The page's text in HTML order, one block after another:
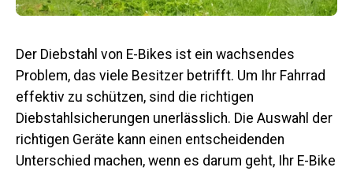
Der Diebstahl von E-Bikes ist ein wachsendes
Problem, das viele Besitzer betrifft. Um Ihr Fahrrad
effektiv zu schützen, sind die richtigen
Diebstahlsicherungen unerlässlich. Die Auswahl der
richtigen Geräte kann einen entscheidenden
Unterschied machen, wenn es darum geht, Ihr E-Bike